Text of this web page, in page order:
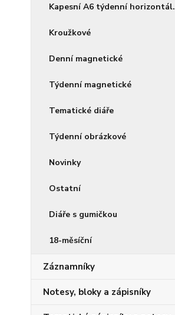
Kapesní A6 týdenní horizontál.
Kroužkové
Denní magnetické
Týdenní magnetické
Tematické diáře
Týdenní obrázkové
Novinky
Ostatní
Diáře s gumičkou
18-měsíční
Záznamníky
Notesy, bloky a zápisníky